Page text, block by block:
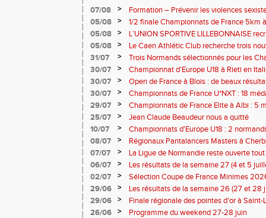
07/08 >
Formation – Prévenir les violences
: le 26 septembre 2026
05/08 >
1/2 finale Championnats de France 5km
13 septembre 2026 : les informations
05/08 >
L’UNION SPORTIVE LILLEBONNAISE
rentrée 2026
05/08 >
Le Caen Athlétic Club recherche trois
civique à compter de septembre 2026
31/07 >
Trois Normands sélectionnés pour les
Eugene !
30/07 >
Championnat d'Europe U18 à Rieti en
normands
30/07 >
Open de France à Blois : de beaux
30/07
>
Championnats de France U*NXT : 18
29/07
>
Championnats de France Elite à Albi : 5
titres !
25/07 >
Jean Claude Beaudeur nous a quitté
10/07
>
Championnats d'Europe U18 : 2
08/07
>
Régionaux Pantalancers Masters à
07/07
>
La Ligue de Normandie reste ouverte tout
06/07
>
Les résultats de la semaine 27 (4 et 5
02/07
>
Sélection Coupe de France Minimes
29/06
>
Les résultats de la semaine 26 (27 et 28
29/06
>
Finale régionale des pointes d'or à
informations
26/06 >
Programme du weekend 27-28 juin